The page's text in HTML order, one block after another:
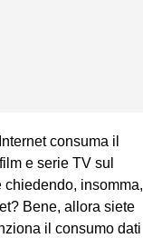
consuma il
e serie TV sul
chiedendo, insomma,
Bene, allora siete
il consumo dati